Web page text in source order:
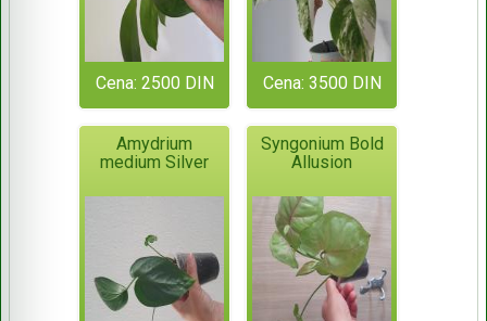
Cena: 2500 DIN Cena: 3500 DIN
Amydrium
medium Silver
Syngonium Bold
Allusion